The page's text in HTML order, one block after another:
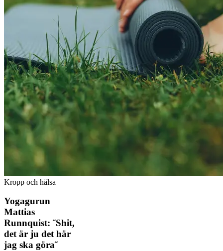
Kropp och hälsa
Yogagurun
Mattias
Runnquist: ˝Shit,
det är ju det här
jag ska göra˝